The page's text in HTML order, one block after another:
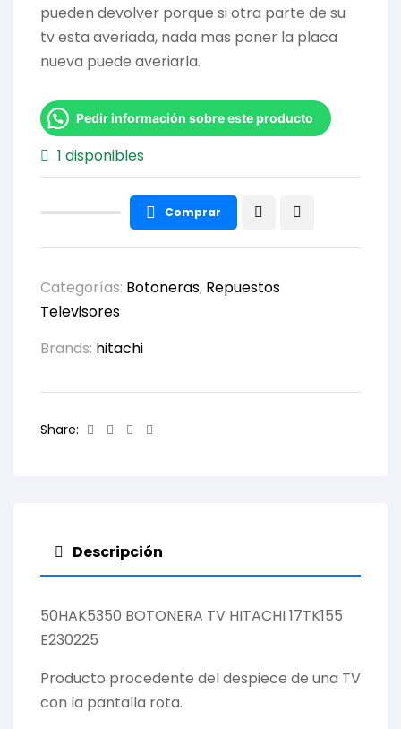
pueden devolver porque si otra parte de su
tv esta averiada, nada mas poner la placa
nueva puede averiarla.
Pedir información sobre este producto
1 disponibles
Comprar
Categorías: Botoneras, Repuestos
Televisores
Brands: hitachi
Share: Facebook
TwitterLinkedin
Descripción
50HAK5350 BOTONERA TV HITACHI 17TK155
E230225
Producto procedente del despiece de una TV
con la pantalla rota.